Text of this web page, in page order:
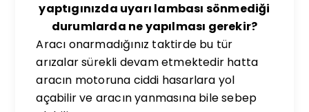
yaptıgınızda uyarı lambası sönmediği
durumlarda ne yapılması gerekir?
Aracı onarmadığınız taktirde bu tür
arızalar sürekli devam etmektedir hatta
aracın motoruna ciddi hasarlara yol
açabilir ve aracın yanmasına bile sebep